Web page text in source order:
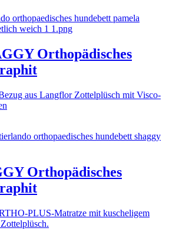
Orthopädisches
aus Langflor Zottelplüsch mit Visco-
Orthopädisches
PLUS-Matratze mit kuscheligem